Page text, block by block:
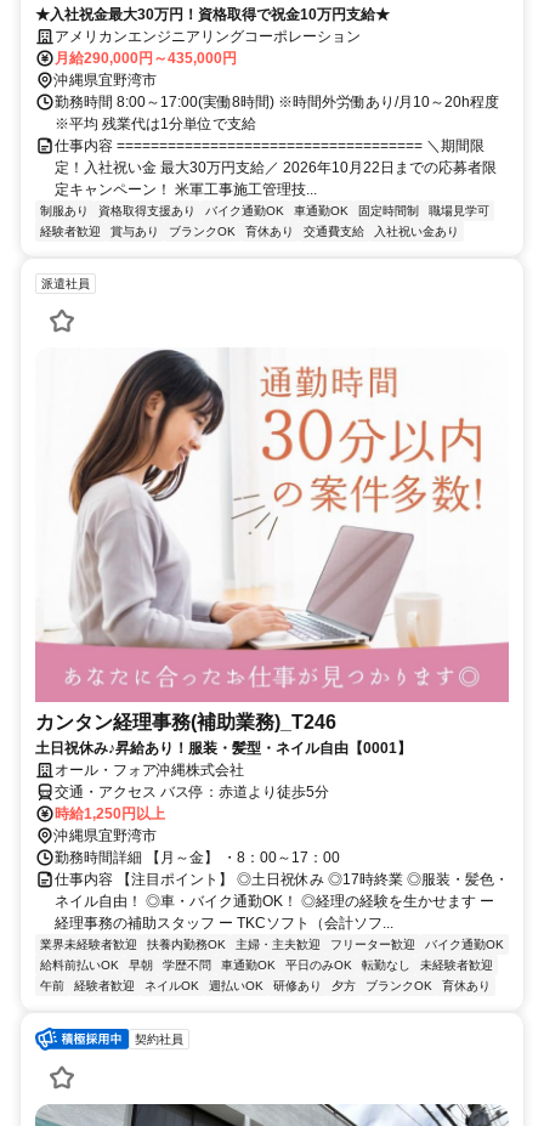
★入社祝金最大30万円！資格取得で祝金10万円支給★
アメリカンエンジニアリングコーポレーション
月給290,000円～435,000円
沖縄県宜野湾市
勤務時間 8:00～17:00(実働8時間) ※時間外労働あり/月10～20h程度
※平均 残業代は1分単位で支給
仕事内容 ==================================== ＼期間限
定！入社祝い金 最大30万円支給／ 2026年10月22日までの応募者限
定キャンペーン！ 米軍工事施工管理技...
制服あり 資格取得支援あり バイク通勤OK 車通勤OK 固定時間制
職場見学可
経験者歓迎
賞与あり ブランクOK 育休あり 交通費支給 入社祝い金あり
派遣社員
カンタン経理事務(補助業務)_T246
土日祝休み♪昇給あり！服装・髪型・ネイル自由【0001】
オール・フォア沖縄株式会社
交通・アクセス バス停：赤道より徒歩5分
時給1,250円以上
沖縄県宜野湾市
勤務時間詳細 【月～金】 ・8：00～17：00
仕事内容 【注目ポイント】 ◎土日祝休み ◎17時終業 ◎服装・髪色・
ネイル自由！ ◎車・バイク通勤OK！ ◎経理の経験を生かせます ー
経理事務の補助スタッフ ー TKCソフト（会計ソフ...
業界未経験者歓迎 扶養内勤務OK 主婦・主夫歓迎 フリーター歓迎
バイク通勤OK
給料前払いOK
早朝 学歴不問 車通勤OK 平日のみOK 転勤なし
未経験者歓迎
午前
経験者歓迎 ネイルOK 週払いOK 研修あり 夕方 ブランクOK 育休あり
契約社員